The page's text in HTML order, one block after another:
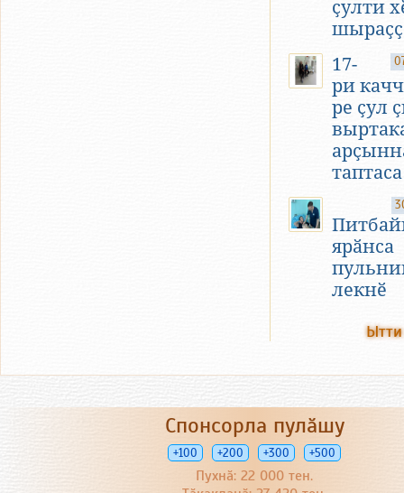
ҫулти
17-
ри
ре ҫул
ярӑнса
лекнӗ
Спонсорла пулӑшу
+100 +200 +300 +500
Пухнӑ: 22 000 тен.